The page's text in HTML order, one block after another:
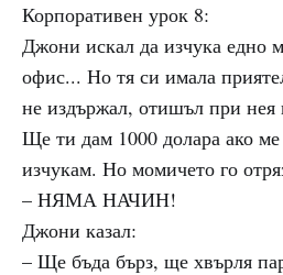
Корпоративен урок 8:
Джони искал да изчука едно
офис... Но тя си имала
не издържал, отишъл при
Ще ти дам 1000 долара ако
изчукам. Но момичето го
– НЯМА НАЧИН!
Джони казал:
– Ще бъда бърз, ще хвърля